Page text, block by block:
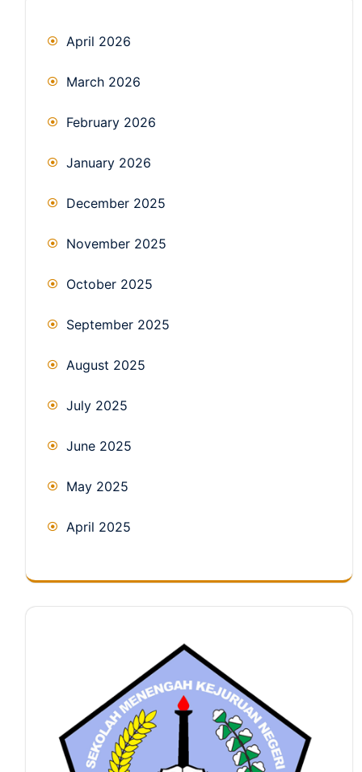
April 2026
March 2026
February 2026
January 2026
December 2025
November 2025
October 2025
September 2025
August 2025
July 2025
June 2025
May 2025
April 2025